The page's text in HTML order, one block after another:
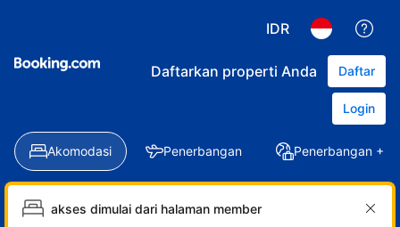
IDR
Daftarkan properti Anda Daftar
Login
Akomodasi Penerbangan Penerbangan +